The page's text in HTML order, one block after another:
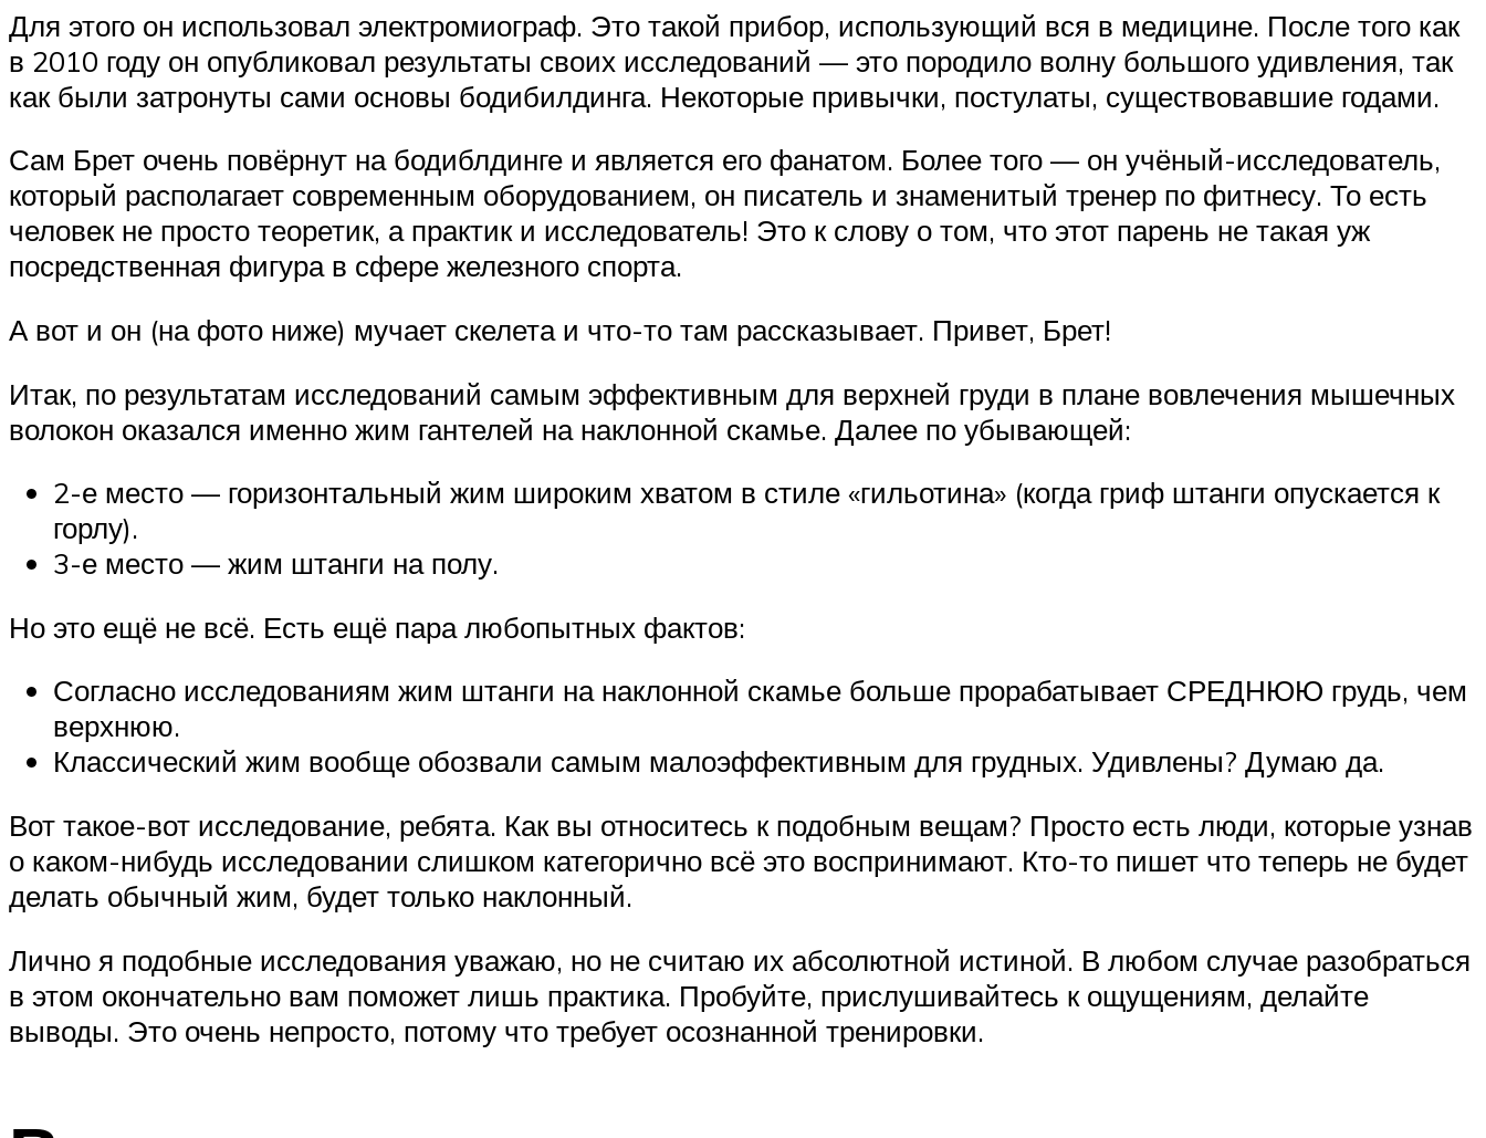
Для этого он использовал электромиограф. Это такой прибор, использующий вся в медицине. После того как
в 2010 году он опубликовал результаты своих исследований — это породило волну большого удивления, так
как были затронуты сами основы бодибилдинга. Некоторые привычки, постулаты, существовавшие годами.
Сам Брет очень повёрнут на бодиблдинге и является его фанатом. Более того — он учёный-исследователь,
который располагает современным оборудованием, он писатель и знаменитый тренер по фитнесу. То есть
человек не просто теоретик, а практик и исследователь! Это к слову о том, что этот парень не такая уж
посредственная фигура в сфере железного спорта.
А вот и он (на фото ниже) мучает скелета и что-то там рассказывает. Привет, Брет!
Итак, по результатам исследований самым эффективным для верхней груди в плане вовлечения мышечных
волокон оказался именно жим гантелей на наклонной скамье. Далее по убывающей:
2-е место — горизонтальный жим широким хватом в стиле «гильотина» (когда гриф штанги опускается к
горлу).
3-е место — жим штанги на полу.
Но это ещё не всё. Есть ещё пара любопытных фактов:
Согласно исследованиям жим штанги на наклонной скамье больше прорабатывает СРЕДНЮЮ грудь, чем
верхнюю.
Классический жим вообще обозвали самым малоэффективным для грудных. Удивлены? Думаю да.
Вот такое-вот исследование, ребята. Как вы относитесь к подобным вещам? Просто есть люди, которые узнав
о каком-нибудь исследовании слишком категорично всё это воспринимают. Кто-то пишет что теперь не будет
делать обычный жим, будет только наклонный.
Лично я подобные исследования уважаю, но не считаю их абсолютной истиной. В любом случае разобраться
в этом окончательно вам поможет лишь практика. Пробуйте, прислушивайтесь к ощущениям, делайте
выводы. Это очень непросто, потому что требует осознанной тренировки.